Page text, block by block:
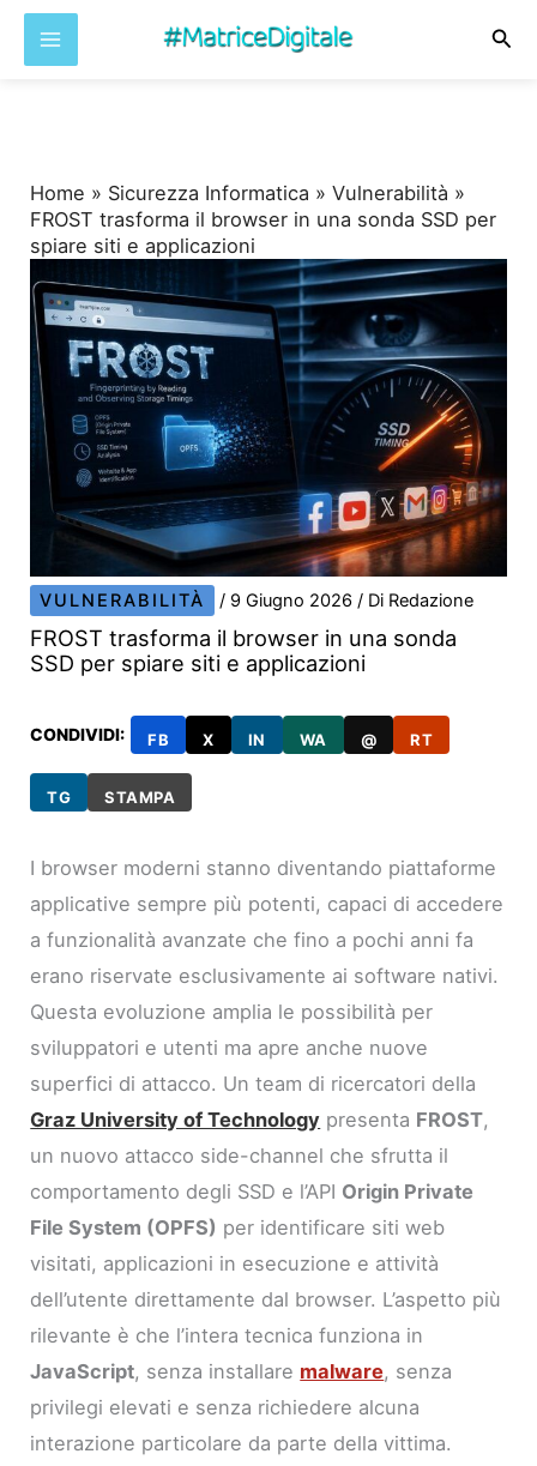
Home » Sicurezza Informatica »Vulnerabilità »
FROST trasforma il browser in una sonda SSD per
spiare siti e applicazioni
VULNERABILITÀ / 9 Giugno 2026/ Di Redazione
FROST trasforma il browser in una sonda
SSD per spiare siti e applicazioni
CONDIVIDI: FB X IN WA @ RT
TG STAMPA
I browser moderni stanno diventando piattaforme
applicative sempre più potenti, capaci di accedere
a funzionalità avanzate che fino a pochi anni fa
erano riservate esclusivamente ai software nativi.
Questa evoluzione amplia le possibilità per
sviluppatori e utenti ma apre anche nuove
superfici di attacco. Un team di ricercatori della
Graz University of Technology presenta FROST,
un nuovo attacco side-channel che sfrutta il
comportamento degli SSD e l’API Origin Private
File System (OPFS) per identificare siti web
visitati, applicazioni in esecuzione e attività
dell’utente direttamente dal browser. L’aspetto più
rilevante è che l’intera tecnica funziona in
JavaScript, senza installare malware, senza
privilegi elevati e senza richiedere alcuna
interazione particolare da parte della vittima.